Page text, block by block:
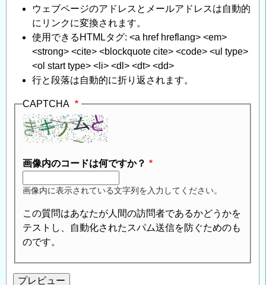
ン
対
策」
へ
の
返
ウェブページのアドレスとメールアドレスは自動的
にリンクに変換されます。
使用できるHTMLタグ: <a href hreflang> <em>
<strong> <cite> <blockquote cite> <code> <ul type>
<ol start type> <li> <dl> <dt> <dd>
行と段落は自動的に折り返されます。
CAPTCHA
画像内のコードは何ですか？
画像内に表示されている文字列を入力してください。
この質問はあなたが人間の訪問者であるかどうかを
テストし、自動化されたスパム送信を防ぐためのも
のです。